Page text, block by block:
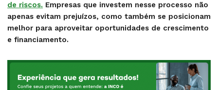
de riscos. Empresas que investem nesse processo não
apenas evitam prejuízos, como também se posicionam
melhor para aproveitar oportunidades de crescimento
e financiamento.